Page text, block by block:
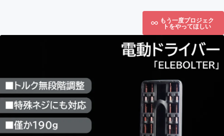
もう一度プロジェク
トをやってほしい